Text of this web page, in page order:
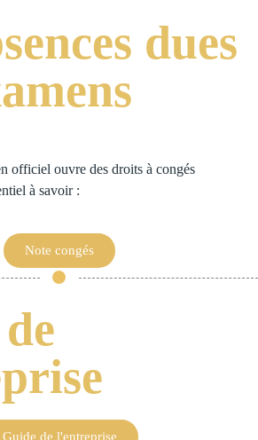
dues
officiel ouvre des droits à congés
à savoir :
Note congés
Guide de l'entreprise